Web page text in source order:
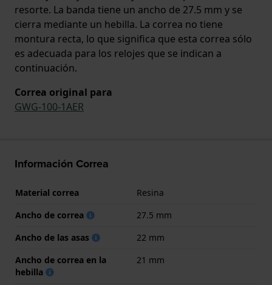
resorte. La banda tiene un ancho de 27.5 mm y se
cierra mediante un hebilla. La correa no tiene
montura recta, lo que significa que esta correa sólo
es adecuada para los relojes que se indican a
continuación.
Correa original para
GWG-100-1AER
Información Correa
Material correa
Resina
Ancho de correa
27.5 mm
Ancho de las asas
22 mm
Ancho de correa en la
hebilla
21 mm